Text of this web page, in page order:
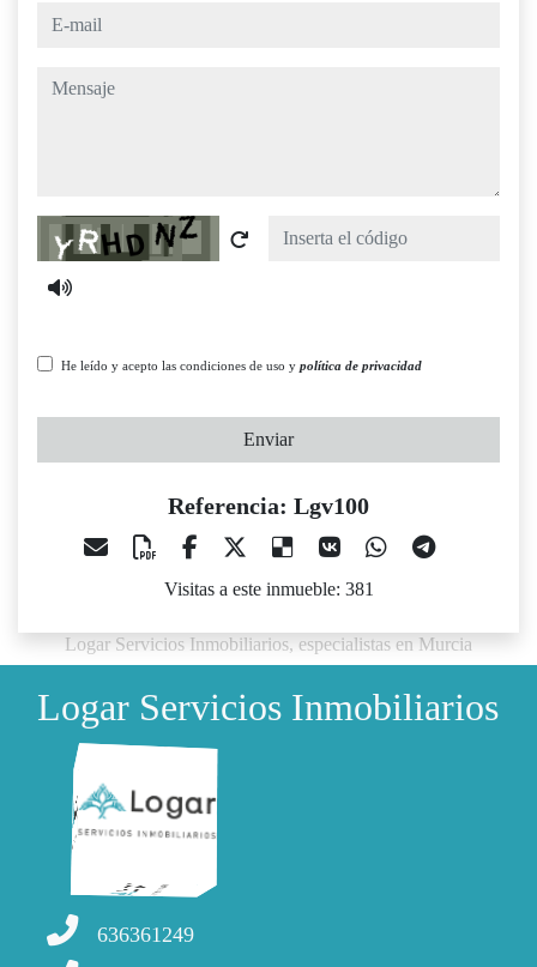
e-mail
mensaje
Captcha
He leído y acepto las condiciones de uso y política de privacidad
Enviar
Referencia: Lgv100
Visitas a este inmueble: 381
Logar Servicios Inmobiliarios, especialistas en Murcia
Logar Servicios Inmobiliarios
636361249